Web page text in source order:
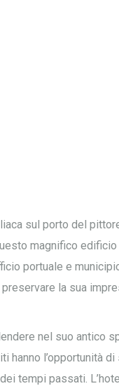
sul porto del
magnifico
portuale e
la sua
nel suo antico
hanno l’opportunità di
tempi passati.